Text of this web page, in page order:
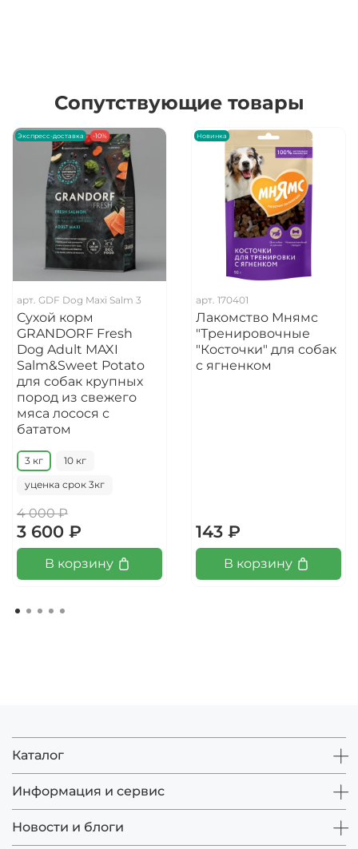
Сопутствующие товары
Экспресс-доставка -10%
арт. GDF Dog Maxi Salm 3
Сухой корм
GRANDORF Fresh
Dog Adult MAXI
Salm&Sweet Potato
для собак крупных
пород из свежего
мяса лосося с
бататом
3 кг 10 кг
уценка срок 3кг
4 000 ₽
3 600 ₽
В корзину
Новинка
арт. 170401
Лакомство Мнямс
"Тренировочные
"Косточки" для собак
с ягненком
143 ₽
В корзину
Каталог
Информация и сервис
Новости и блоги